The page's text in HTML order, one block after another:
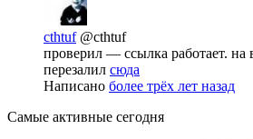
cthtuf @cthtuf
проверил — ссылка работает. на
перезалил сюда
Написано более трёх лет назад
Самые активные сегодня